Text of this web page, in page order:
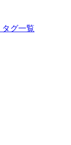
タグ一覧